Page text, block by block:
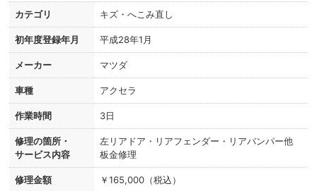
カテゴリ キズ・へこみ直し
初年度登録年月 平成28年1月
メーカー マツダ
車種 アクセラ
作業時間 3日
修理の箇所・
サービス内容
左リアドア・リアフェンダー・リアバンパー他
板金修理
修理金額 ￥165,000（税込）